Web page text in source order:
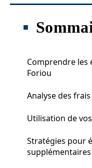
Comprendre les
Foriou
Analyse des
Utilisation de
Stratégies pour
supplémentaires